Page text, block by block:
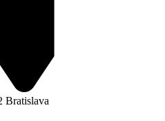
Bratislava